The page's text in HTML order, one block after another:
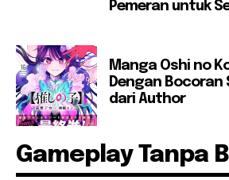
Pemeran untuk
Manga Oshi no
Dengan Bocoran
dari Author
Gameplay Tanpa